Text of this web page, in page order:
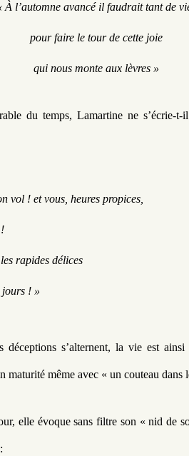
À l’automne avancé il faudrait tant de
pour faire le tour de cette joie
qui nous monte aux lèvres »
du temps, Lamartine ne s’écrie-t-
vol ! et vous, heures propices,
rapides délices
jours ! »
déceptions s’alternent, la vie est
maturité même avec « un couteau dans
elle évoque sans filtre son « nid de